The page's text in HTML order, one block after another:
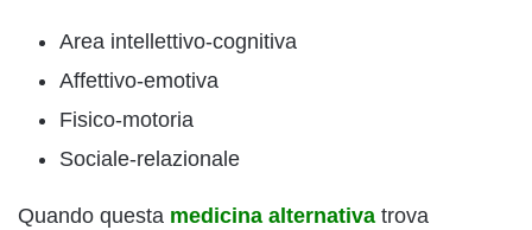
Area intellettivo-cognitiva
Affettivo-emotiva
Fisico-motoria
Sociale-relazionale
Quando questa medicina alternativa trova